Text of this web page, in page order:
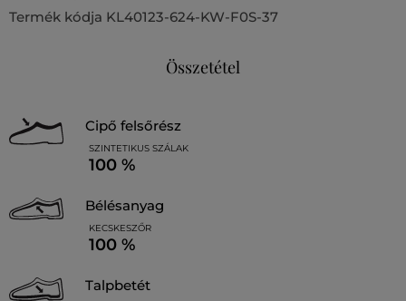
Termék kódja KL40123-624-KW-F0S-37
Összetétel
cipő felsőrész
SZINTETIKUS SZÁLAK
100 %
bélésanyag
KECSKESZŐR
100 %
talpbetét